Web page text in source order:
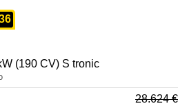
(190 CV) S tronic
28.624€